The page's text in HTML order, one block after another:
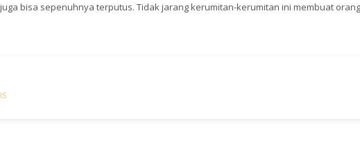
bisa sepenuhnya terputus. Tidak jarang kerumitan-kerumitan ini membuat orang